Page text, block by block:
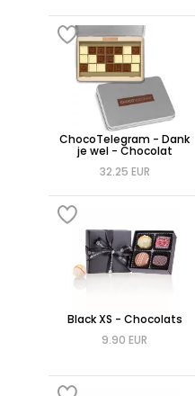
ChocoTelegram - Dank
je wel - Chocolat
32.25 EUR
Black XS - Chocolats
9.90 EUR